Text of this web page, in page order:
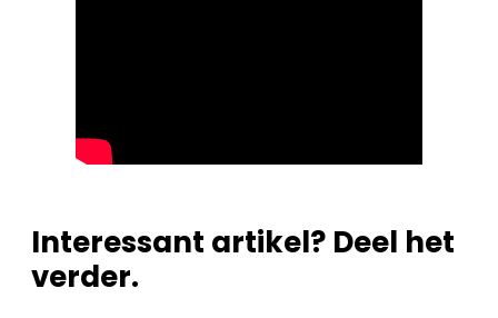
Interessant artikel? Deel het
verder.